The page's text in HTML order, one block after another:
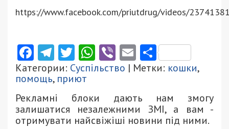
https://www.facebook.com/priutdrug/videos/
Facebook
Telegram
Twitter
WhatsApp
ViberEmail
Категории: Суспільство | Метки: кошки,
помощь, приют
Рекламні блоки дають нам змогу
залишатися незалежними ЗМІ, а вам -
отримувати найсвіжіші новини під ними.